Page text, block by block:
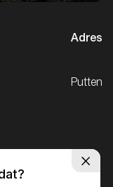
Adres
Putten